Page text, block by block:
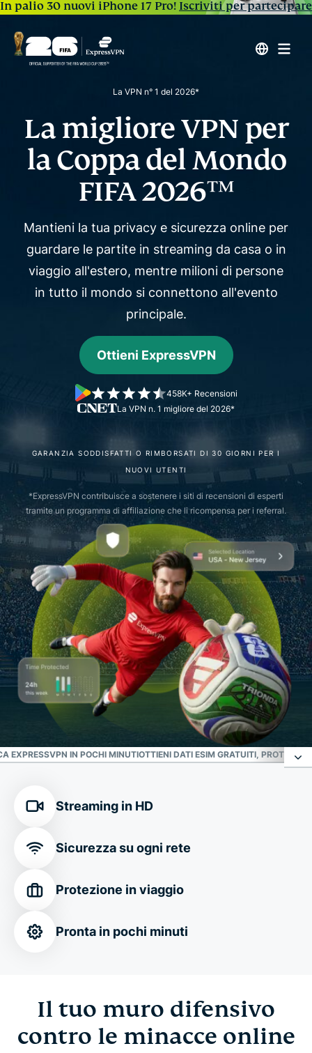
In palio 30 nuovi iPhone 17 Pro! Iscriviti per partecipare
La VPN n° 1 del 2026*
La migliore VPN per
laCoppa del Mondo
FIFA 2026™
Mantieni la tua privacy e sicurezza online per
guardare le partite in streaming da casa o in
viaggio all'estero, mentre milioni di persone
in tutto il mondo si connettono all'evento
principale.
Ottieni ExpressVPN
La VPN n. 1 migliore del 2026*
458K+ Recensioni
GARANZIA SODDISFATTI O RIMBORSATI DI 30 GIORNI PER I
NUOVI UTENTI
*ExpressVPN contribuisce a sostenere i siti di recensioni di esperti
tramite un programma di affiliazione che li ricompensa per i referral.
EXPRESSVPN IN POCHI MINUTIOTTIENI DATI ESIM GRATUITI,
del Mondo FIFA 2026™
Personalizza la tua connessione
Scarica ExpressVPN in pochi minuti
ulteriori vantaggi
Cosa dicono di noi i nostri fan di tutto il mondo
Streaming in HD
Sicurezza su ogni rete
Protezione in viaggio
Pronta in pochi minuti
Il tuo muro difensivo
contro le minacce online